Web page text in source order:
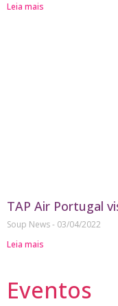
Leia mais
TAP Air Portugal
Soup News
03/04/2022
Leia mais
Eventos